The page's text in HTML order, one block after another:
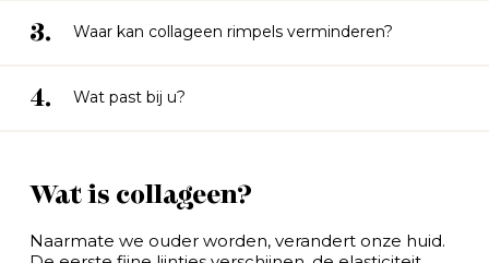
3. Waar kan collageen rimpels verminderen?
4. Wat past bij u?
Wat is collageen?
Naarmate we ouder worden, verandert onze huid.